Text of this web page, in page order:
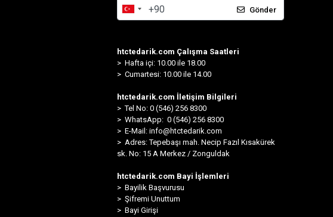
Gönder
htctedarik.com Çalışma Saatleri
> Hafta içi: 10.00 ile 18.00
> Cumartesi: 10.00 ile 14.00
htctedarik.com İletişim Bilgileri
> Tel No: 0 (546) 256 8300
> WhatsApp: 0 (546) 256 8300
> E-Mail: info@htctedarik.com
> Adres: Tepebaşı mah. Necip Fazıl Kısakürek
sk. No: 15 A Merkez / Zonguldak
htctedarik.com Bayi İşlemleri
> Bayilik Başvurusu
> Şifremi Unuttum
> Bayi Girişi